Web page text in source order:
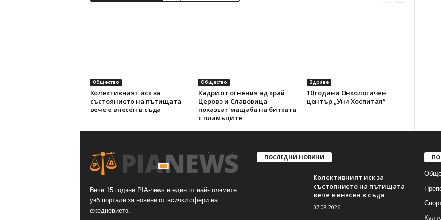
Общество
Колективният иск за
състоянието на пътищата
вече е внесен в съда
Общество
Кадри от огнения ад край
Церово и Славовица
показват мащаба на битката
с пламъците
Здраве
10 години Онкологичен
център „Уни Хоспитал“
Вече 15 години PIA-news е един от най-големите
уеб портали за новини от всички сфери на
ежедневието.
ПОСЛЕДНИ НОВИНИ
Колективният иск за
състоянието на пътищата
вече е внесен в съда
07.08.2026